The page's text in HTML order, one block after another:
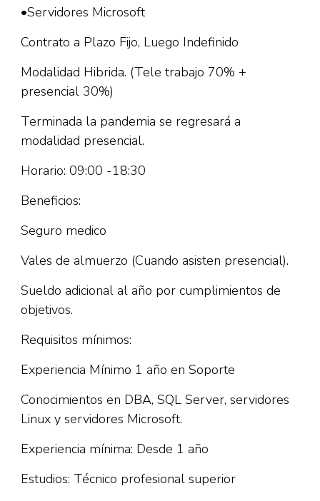
•Servidores Microsoft
Contrato a Plazo Fijo, Luego Indefinido
Modalidad Hibrida. (Tele trabajo 70% +
presencial 30%)
Terminada la pandemia se regresará a
modalidad presencial.
Horario: 09:00 -18:30
Beneficios:
Seguro medico
Vales de almuerzo (Cuando asisten presencial).
Sueldo adicional al año por cumplimientos de
objetivos.
Requisitos mínimos:
Experiencia Mínimo 1 año en Soporte
Conocimientos en DBA, SQL Server, servidores
Linux y servidores Microsoft.
Experiencia mínima: Desde 1 año
Estudios: Técnico profesional superior